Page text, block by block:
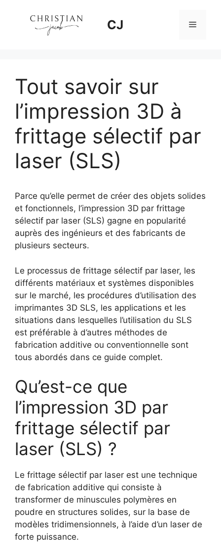
CJ Menu
Tout savoir sur
l’impression 3D à
frittage sélectif par
laser (SLS)
Parce qu’elle permet de créer des objets solides
et fonctionnels, l’impression 3D par frittage
sélectif par laser (SLS) gagne en popularité
auprès des ingénieurs et des fabricants de
plusieurs secteurs.
Le processus de frittage sélectif par laser, les
différents matériaux et systèmes disponibles
sur le marché, les procédures d’utilisation des
imprimantes 3D SLS, les applications et les
situations dans lesquelles l’utilisation du SLS
est préférable à d’autres méthodes de
fabrication additive ou conventionnelle sont
tous abordés dans ce guide complet.
Qu’est-ce que
l’impression 3D par
frittage sélectif par
laser (SLS) ?
Le frittage sélectif par laser est une technique
de fabrication additive qui consiste à
transformer de minuscules polymères en
poudre en structures solides, sur la base de
modèles tridimensionnels, à l’aide d’un laser de
forte puissance.